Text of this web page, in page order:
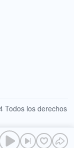
Todos los derechos